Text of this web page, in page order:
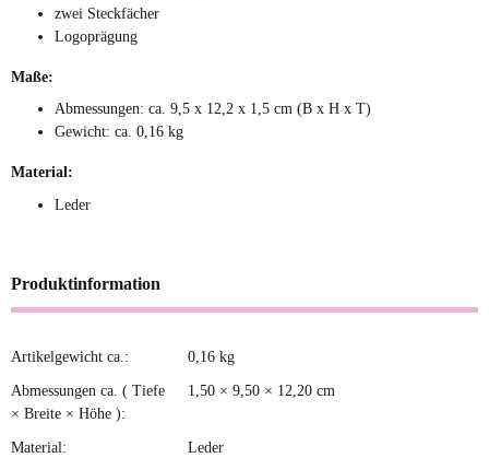
zwei Steckfächer
Logoprägung
Maße:
Abmessungen: ca. 9,5 x 12,2 x 1,5 cm (B x H x T)
Gewicht: ca. 0,16 kg
Material:
Leder
Produktinformation
Produkteigenschaft
Wert
Artikelgewicht ca.: 0,16 kg
Abmessungen ca. ( Tiefe
× Breite × Höhe ):
1,50 × 9,50 × 12,20 cm
Material: Leder